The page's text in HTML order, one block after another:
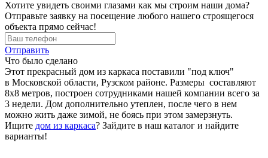
Хотите увидеть своими глазами как мы строим наши дома?
Отправьте заявку на посещение любого нашего строящегося
объекта прямо сейчас!
Отправить
Что было сделано
Этот прекрасный дом из каркаса поставили "под ключ"
в Московской области, Рузском районе. Размеры составляют
8х8 метров, построен сотрудниками нашей компании всего за
3 недели. Дом дополнительно утеплен, после чего в нем
можно жить даже зимой, не боясь при этом замерзнуть.
Ищите дом из каркаса? Зайдите в наш каталог и найдите
варианты!